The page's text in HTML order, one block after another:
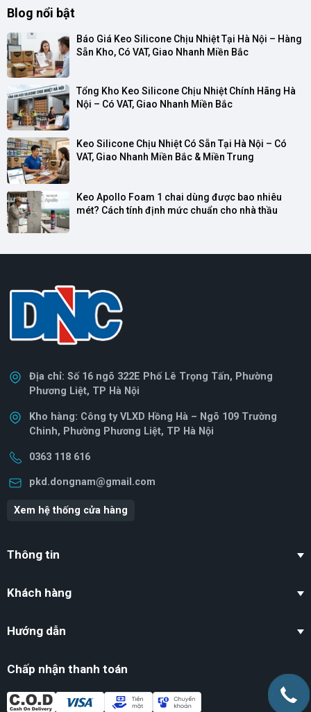
Blog nổi bật
Báo Giá Keo Silicone Chịu Nhiệt Tại Hà Nội – Hàng
Sẵn Kho, Có VAT, Giao Nhanh Miền Bắc
Tổng Kho Keo Silicone Chịu Nhiệt Chính Hãng Hà
Nội – Có VAT, Giao Nhanh Miền Bắc
Keo Silicone Chịu Nhiệt Có Sẵn Tại Hà Nội – Có
VAT, Giao Nhanh Miền Bắc & Miền Trung
Keo Apollo Foam 1 chai dùng được bao nhiêu
mét? Cách tính định mức chuẩn cho nhà thầu
Địa chỉ: Số 16 ngõ 322E Phố Lê Trọng Tấn, Phường
Phương Liệt, TP Hà Nội
Kho hàng: Công ty VLXD Hồng Hà – Ngõ 109 Trường
Chinh, Phường Phương Liệt, TP Hà Nội
0363 118 616
pkd.dongnam@gmail.com
Xem hệ thống cửa hàng
Thông tin
Khách hàng
Hướng dẫn
Chấp nhận thanh toán